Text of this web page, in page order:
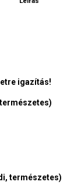
igazítás!
természetes)